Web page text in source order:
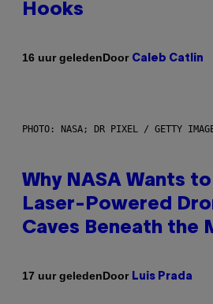
Hooks
16 uur geledenDoor Caleb Catlin
PHOTO: NASA; DR PIXEL / GETTY
Why NASA Wants
Laser-Powered
Caves Beneath the
17 uur geledenDoor Luis Prada